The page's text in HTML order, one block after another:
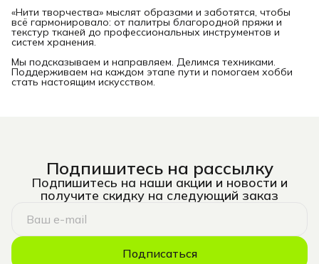
«Нити творчества» мыслят образами и заботятся, чтобы
всё гармонировало: от палитры благородной пряжи и
текстур тканей до профессиональных инструментов и
систем хранения.
Мы подсказываем и направляем. Делимся техниками.
Поддерживаем на каждом этапе пути и помогаем хобби
стать настоящим искусством.
Подпишитесь на рассылку
Подпишитесь на наши акции и новости и
получите скидку на следующий заказ
Подписаться